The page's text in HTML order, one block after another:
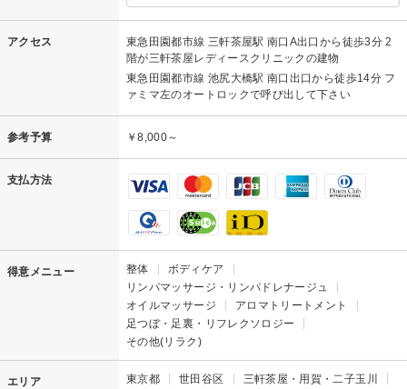
アクセス
東急田園都市線 三軒茶屋駅 南口A出口から徒歩3分 2
階が三軒茶屋レディースクリニックの建物
東急田園都市線 池尻大橋駅 南口出口から徒歩14分 フ
ァミマ左のオートロックで呼び出して下さい
参考予算 ￥8,000～
支払方法
得意メニュー 整体
ボディケア
リンパマッサージ・リンパドレナージュ
オイルマッサージ
アロマトリートメント
足つぼ・足裏・リフレクソロジー
その他(リラク)
エリア 東京都 世田谷区
三軒茶屋・用賀・二子玉川